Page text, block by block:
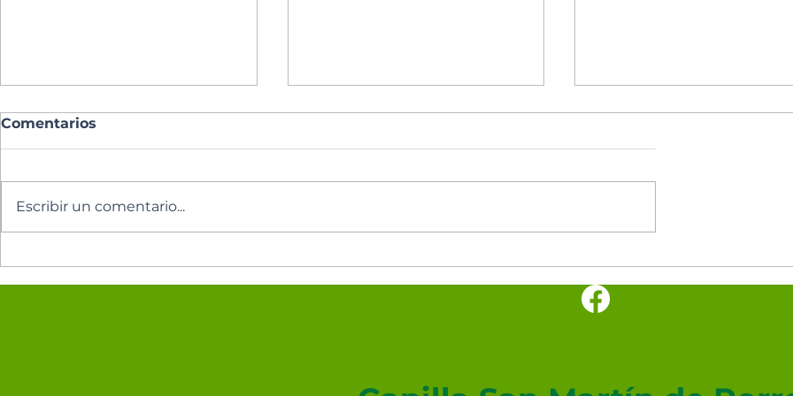
Lectura del día
Comentarios
Escribir un comentario...